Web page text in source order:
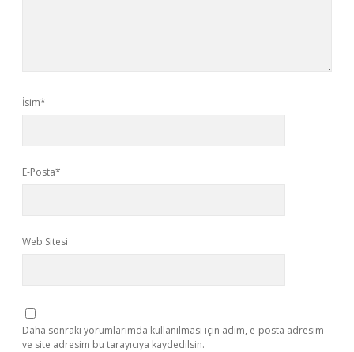
İsim*
E-Posta*
Web Sitesi
Daha sonraki yorumlarımda kullanılması için adım, e-posta adresim
ve site adresim bu tarayıcıya kaydedilsin.